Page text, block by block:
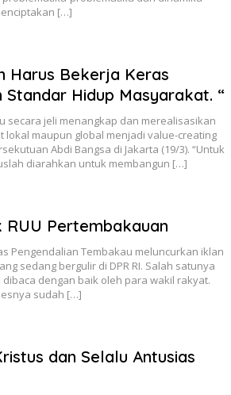
[…]
Harus Bekerja Keras
Hidup Masyarakat. “
secara jeli menangkap dan merealisasikan
maupun global menjadi value-creating
Abdi Bangsa di Jakarta (19/3). “Untuk
diarahkan untuk membangun […]
RUU Pertembakauan
Pengendalian Tembakau meluncurkan iklan
sedang bergulir di DPR RI. Salah satunya
dengan baik oleh para wakil rakyat.
sudah […]
dan Selalu Antusias